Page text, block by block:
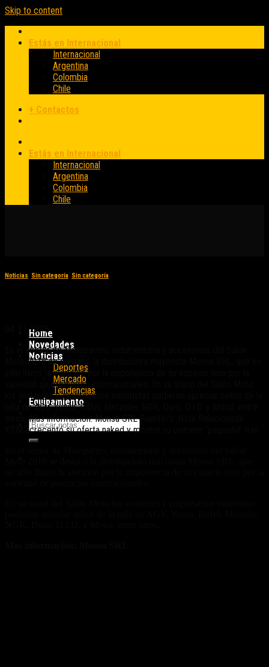
Skip to content
Estás en Internacional
Internacional
Argentina
Colombia
Chile
+ Contactos
Estás en Internacional
Internacional
Argentina
Colombia
Chile
Home
Novedades
Noticias
Deportes
Mercado
Tendencias
Equipamiento
Noticias Sin categoría Sin categoría
04-11-2018
En el sector de Motopartes, indumentaria y accesorios del Salón
Moto 2018 se destacó la distribuidora mayorista Monsa SRL, que no
sólo llamó la atención por la imponencia de su espacio sino por la
variedad de productos internacionales. En su stand del Salón Moto
los visitantes y empresarios minoristas pudieron apreciar sellos de la
talla de AGV, Yuasa, Riffel, Metzeler, NGK, Duro, D.I.D. y Motul, entre
otros. Más información: Monsa SRL Fuente/s: Nota Relacionada:
KTM acrecentó su oferta naked y mostró su primera “pequeña” trail